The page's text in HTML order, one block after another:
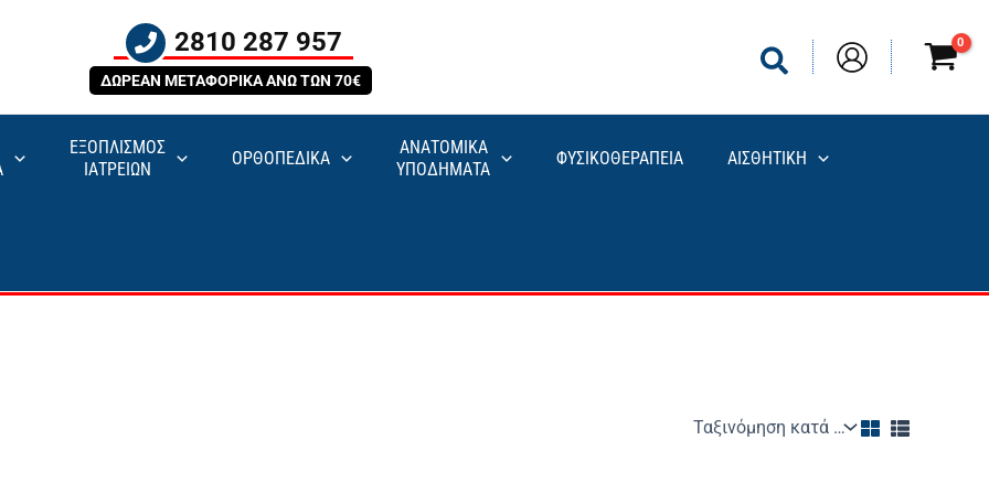
2810 287 957
ΔΩΡΕΑΝ ΜΕΤΑΦΟΡΙΚΑ ΑΝΩ ΤΩΝ 70€
ΕΞΟΠΛΙΣΜΟΣ
ΙΑΤΡΕΙΩΝ
ΟΡΘΟΠΕΔΙΚΑ
ΑΝΑΤΟΜΙΚΑ
ΥΠΟΔΗΜΑΤΑ
ΦΥΣΙΚΟΘΕΡΑΠΕΙΑ ΑΙΣΘΗΤΙΚΗ